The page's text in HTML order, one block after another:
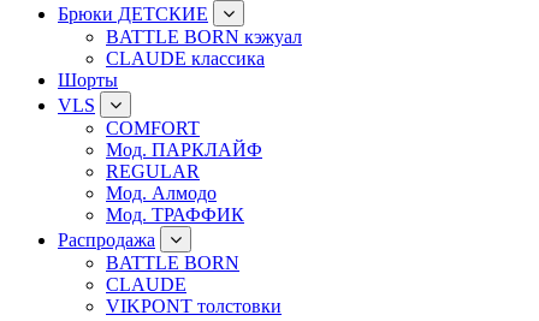
Брюки ДЕТСКИЕ
BATTLE BORN кэжуал
CLAUDE классика
Шорты
VLS
COMFORT
Мод. ПАРКЛАЙФ
REGULAR
Мод. Алмодо
Мод. ТРАФФИК
Распродажа
BATTLE BORN
CLAUDE
VIKPONT толстовки